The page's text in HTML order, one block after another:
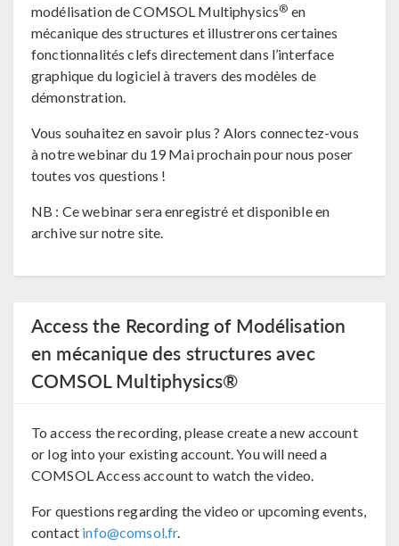
modélisation de COMSOL Multiphysics® en
mécanique des structures et illustrerons certaines
fonctionnalités clefs directement dans l’interface
graphique du logiciel à travers des modèles de
démonstration.
Vous souhaitez en savoir plus ? Alors connectez-vous
à notre webinar du 19 Mai prochain pour nous poser
toutes vos questions !
NB : Ce webinar sera enregistré et disponible en
archive sur notre site.
Access the Recording of Modélisation
en mécanique des structures avec
COMSOL Multiphysics®
To access the recording, please create a new account
or log into your existing account. You will need a
COMSOL Access account to watch the video.
For questions regarding the video or upcoming events,
contact info@comsol.fr.